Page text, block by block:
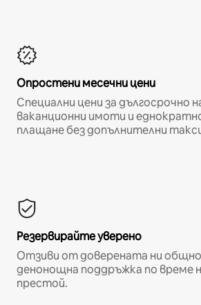
Опростени месечни цени
Специални цени за дългосрочно
ваканционни имоти и
плащане без допълнителни
Резервирайте уверено
Отзиви от доверената ни
денонощна поддръжка по време
престой.